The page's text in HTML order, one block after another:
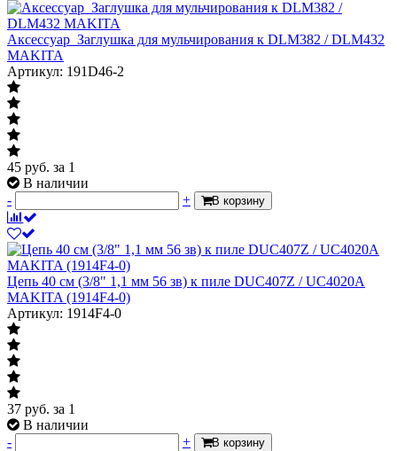
Аксессуар_Заглушка для мульчирования к DLM382 / DLM432
MAKITA
Артикул: 191D46-2
45 руб. за 1
В наличии
-
+ В корзину
Цепь 40 см (3/8" 1,1 мм 56 зв) к пиле DUC407Z / UC4020A
MAKITA (1914F4-0)
Артикул: 1914F4-0
37 руб. за 1
В наличии
-
+ В корзину